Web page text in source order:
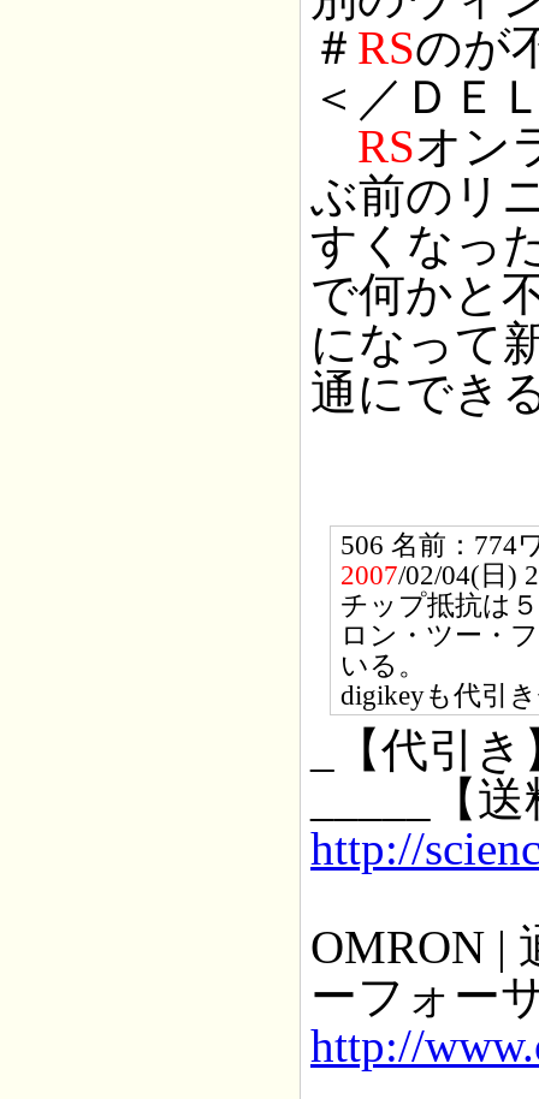
＃ RSのが
＜／ＤＥ
RSオン
ぶ前のリ
すくなっ
で何かと
になって
通にでき
506 名前：774
2007/02/04(日)
チップ抵抗は
ロン・ツー・
いる。
digikeyも代引
_【代引
_____【
http://
OMRON |
ーフォー
http://